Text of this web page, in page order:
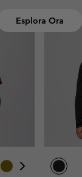
Esplora Ora